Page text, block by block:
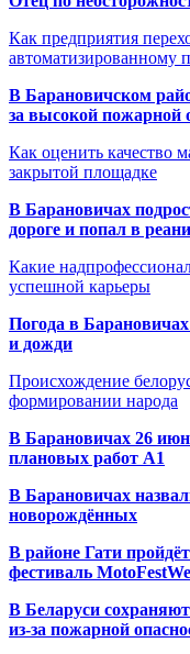
Как предприятия
автоматизированному
В Барановичском
за высокой пожарной
Как оценить качество
закрытой площадке
В Барановичах
дороге и попал в
Какие
успешной карьеры
Погода в
и дожди
Происхождение
формировании народа
В Барановичах 26
плановых работ A1
В Барановичах
новорождённых
В районе Гати
фестиваль
В Беларуси
из-за пожарной